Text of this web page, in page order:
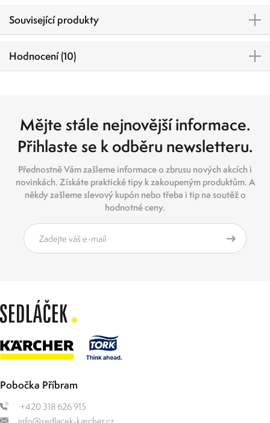
Související produkty
Hodnocení (10)
Mějte stále nejnovější informace.
Přihlaste se k odběru newsletteru.
Přednostně Vám zašleme informace o zbrusu nových akcích i
novinkách. Získáte praktické tipy k zakoupeným produktům. A
někdy zašleme slevový kupón nebo třeba i tip na soutěž o
hodnotné ceny.
Pobočka Příbram
+420 318 626 915